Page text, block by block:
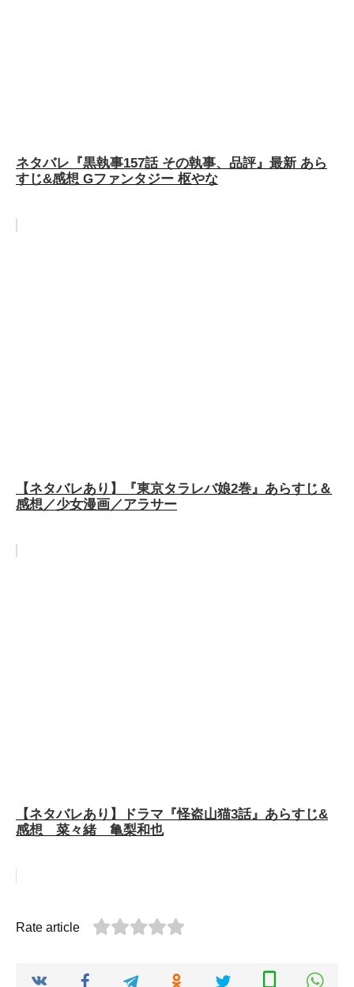
ネタバレ『黒執事157話 その執事、品評』最新 あら
すじ&感想 Gファンタジー 枢やな
【ネタバレあり】『東京タラレバ娘2巻』あらすじ＆
感想／少女漫画／アラサー
【ネタバレあり】ドラマ『怪盗山猫3話』あらすじ&
感想 菜々緒 亀梨和也
Rate article